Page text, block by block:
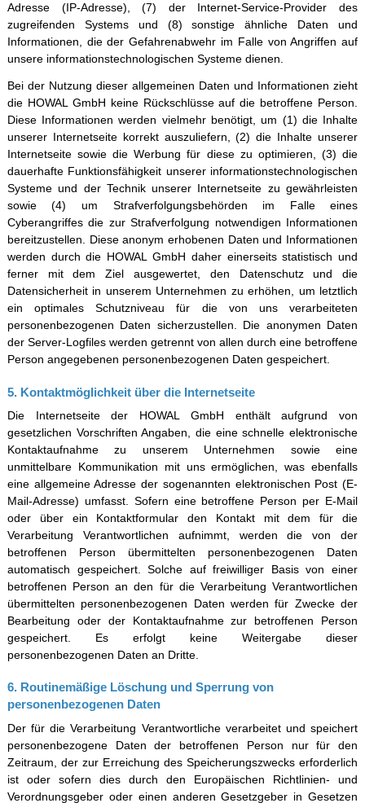
Adresse (IP-Adresse), (7) der Internet-Service-Provider des
zugreifenden Systems und (8) sonstige ähnliche Daten und
Informationen, die der Gefahrenabwehr im Falle von Angriffen auf
unsere informationstechnologischen Systeme dienen.
Bei der Nutzung dieser allgemeinen Daten und Informationen zieht
die HOWAL GmbH keine Rückschlüsse auf die betroffene Person.
Diese Informationen werden vielmehr benötigt, um (1) die Inhalte
unserer Internetseite korrekt auszuliefern, (2) die Inhalte unserer
Internetseite sowie die Werbung für diese zu optimieren, (3) die
dauerhafte Funktionsfähigkeit unserer informationstechnologischen
Systeme und der Technik unserer Internetseite zu gewährleisten
sowie (4) um Strafverfolgungsbehörden im Falle eines
Cyberangriffes die zur Strafverfolgung notwendigen Informationen
bereitzustellen. Diese anonym erhobenen Daten und Informationen
werden durch die HOWAL GmbH daher einerseits statistisch und
ferner mit dem Ziel ausgewertet, den Datenschutz und die
Datensicherheit in unserem Unternehmen zu erhöhen, um letztlich
ein optimales Schutzniveau für die von uns verarbeiteten
personenbezogenen Daten sicherzustellen. Die anonymen Daten
der Server-Logfiles werden getrennt von allen durch eine betroffene
Person angegebenen personenbezogenen Daten gespeichert.
5. Kontaktmöglichkeit über die Internetseite
Die Internetseite der HOWAL GmbH enthält aufgrund von
gesetzlichen Vorschriften Angaben, die eine schnelle elektronische
Kontaktaufnahme zu unserem Unternehmen sowie eine
unmittelbare Kommunikation mit uns ermöglichen, was ebenfalls
eine allgemeine Adresse der sogenannten elektronischen Post (E-
Mail-Adresse) umfasst. Sofern eine betroffene Person per E-Mail
oder über ein Kontaktformular den Kontakt mit dem für die
Verarbeitung Verantwortlichen aufnimmt, werden die von der
betroffenen Person übermittelten personenbezogenen Daten
automatisch gespeichert. Solche auf freiwilliger Basis von einer
betroffenen Person an den für die Verarbeitung Verantwortlichen
übermittelten personenbezogenen Daten werden für Zwecke der
Bearbeitung oder der Kontaktaufnahme zur betroffenen Person
gespeichert. Es erfolgt keine Weitergabe dieser
personenbezogenen Daten an Dritte.
6. Routinemäßige Löschung und Sperrung von
personenbezogenen Daten
Der für die Verarbeitung Verantwortliche verarbeitet und speichert
personenbezogene Daten der betroffenen Person nur für den
Zeitraum, der zur Erreichung des Speicherungszwecks erforderlich
ist oder sofern dies durch den Europäischen Richtlinien- und
Verordnungsgeber oder einen anderen Gesetzgeber in Gesetzen